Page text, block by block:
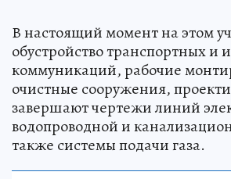
В настоящий момент на этом
обустройство транспортных
коммуникаций, рабочие
очистные сооружения,
завершают чертежи линий
водопроводной и
также системы подачи газа.